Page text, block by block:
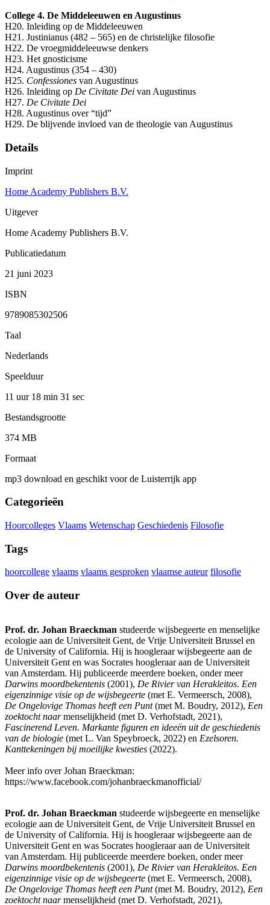
College 4. De Middeleeuwen en Augustinus
H20. Inleiding op de Middeleeuwen
H21. Justinianus (482 – 565) en de christelijke filosofie
H22. De vroegmiddeleeuwse denkers
H23. Het gnosticisme
H24. Augustinus (354 – 430)
H25. Confessiones van Augustinus
H26. Inleiding op De Civitate Dei van Augustinus
H27. De Civitate Dei
H28. Augustinus over “tijd”
H29. De blijvende invloed van de theologie van Augustinus
Details
Imprint
Home Academy Publishers B.V.
Uitgever
Home Academy Publishers B.V.
Publicatiedatum
21 juni 2023
ISBN
9789085302506
Taal
Nederlands
Speelduur
11 uur 18 min 31 sec
Bestandsgrootte
374 MB
Formaat
mp3 download en geschikt voor de Luisterrijk app
Categorieën
Hoorcolleges Vlaams Wetenschap Geschiedenis Filosofie
Tags
hoorcollege vlaams vlaams gesproken vlaamse auteur filosofie
Over de auteur
Prof. dr. Johan Braeckman studeerde wijsbegeerte en menselijke
ecologie aan de Universiteit Gent, de Vrije Universiteit Brussel en
de University of California. Hij is hoogleraar wijsbegeerte aan de
Universiteit Gent en was Socrates hoogleraar aan de Universiteit
van Amsterdam. Hij publiceerde meerdere boeken, onder meer
Darwins moordbekentenis (2001), De Rivier van Herakleitos. Een
eigenzinnige visie op de wijsbegeerte (met E. Vermeersch, 2008),
De Ongelovige Thomas heeft een Punt(met M. Boudry, 2012), Een
zoektocht naarmenselijkheid (met D. Verhofstadt, 2021),
Fascinerend Leven. Markante figuren en ideeën uit de geschiedenis
van de biologie (met L. Van Speybroeck, 2022) en Ezelsoren.
Kanttekeningen bij moeilijke kwesties (2022).
Meer info over Johan Braeckman:
https://www.facebook.com/johanbraeckmanofficial/
Prof. dr. Johan Braeckman studeerde wijsbegeerte en menselijke
ecologie aan de Universiteit Gent, de Vrije Universiteit Brussel en
de University of California. Hij is hoogleraar wijsbegeerte aan de
Universiteit Gent en was Socrates hoogleraar aan de Universiteit
van Amsterdam. Hij publiceerde meerdere boeken, onder meer
Darwins moordbekentenis (2001), De Rivier van Herakleitos. Een
eigenzinnige visie op de wijsbegeerte (met E. Vermeersch, 2008),
De Ongelovige Thomas heeft een Punt(met M. Boudry, 2012), Een
zoektocht naarmenselijkheid (met D. Verhofstadt, 2021),